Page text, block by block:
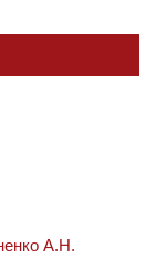
А.Н.